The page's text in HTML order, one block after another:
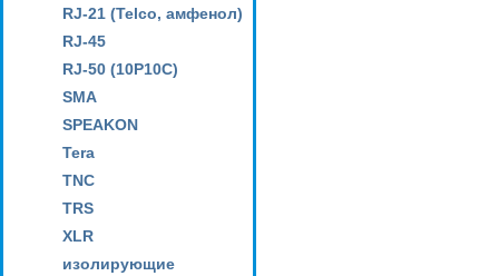
RJ-21 (Telco, амфенол)
RJ-45
RJ-50 (10P10C)
SMA
SPEAKON
Tera
TNC
TRS
XLR
изолирующие